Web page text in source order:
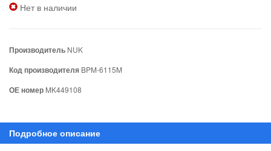
Нет в наличии
Производитель NUK
Код производителя BPM-6115M
ОЕ номер MK449108